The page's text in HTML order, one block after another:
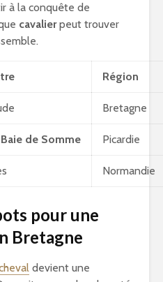
à la conquête de
cavalierpeut trouver
Région
Bretagne
Baie de Somme Picardie
Normandie
pour une
Bretagne
devient une